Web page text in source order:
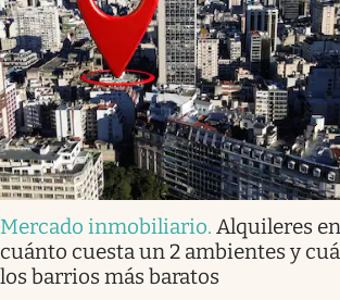
Mercado inmobiliario. Alquileres en
cuánto cuesta un 2 ambientes y
los barrios más baratos